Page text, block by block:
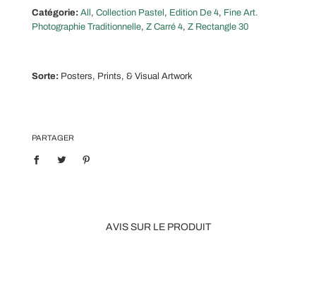
Catégorie: All , Collection Pastel , Edition De 4, Fine Art.
Photographie Traditionnelle, Z Carré 4, Z Rectangle 30
Sorte: Posters, Prints, & Visual Artwork
PARTAGER
AVIS SUR LE PRODUIT